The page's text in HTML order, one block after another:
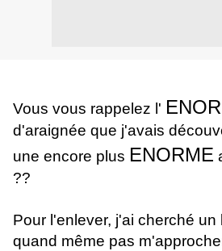
Vous vous rappelez l'
d'araignée que j'avais
une encore plus ENORME
??
Pour l'enlever, j'ai cherché un
quand même pas